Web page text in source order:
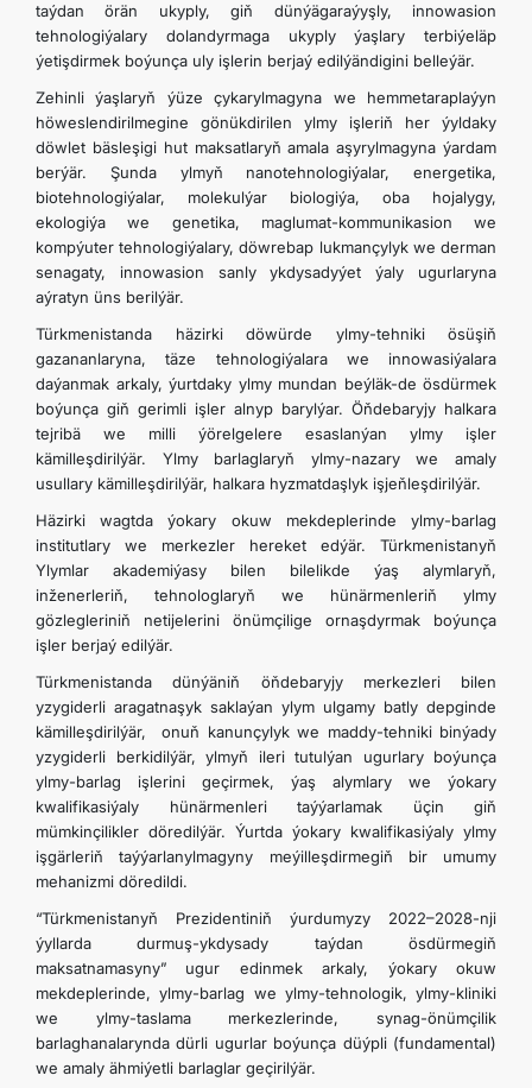
taýdan örän ukyply, giň dünýägaraýyşly, innowasion
tehnologiýalary dolandyrmaga ukyply ýaşlary terbiýeläp
ýetişdirmek boýunça uly işlerin berjaý edilýändigini belleýär.
Zehinli ýaşlaryň ýüze çykarylmagyna we hemmetaraplaýyn
höweslendirilmegine gönükdirilen ylmy işleriň her ýyldaky
döwlet bäsleşigi hut maksatlaryň amala aşyrylmagyna ýardam
berýär. Şunda ylmyň nanotehnologiýalar, energetika,
biotehnologiýalar, molekulýar biologiýa, oba hojalygy,
ekologiýa we genetika, maglumat-kommunikasion we
kompýuter tehnologiýalary, döwrebap lukmançylyk we derman
senagaty, innowasion sanly ykdysadyýet ýaly ugurlaryna
aýratyn üns berilýär.
Türkmenistanda häzirki döwürde ylmy-tehniki ösüşiň
gazananlaryna, täze tehnologiýalara we innowasiýalara
daýanmak arkaly, ýurtdaky ylmy mundan beýläk-de ösdürmek
boýunça giň gerimli işler alnyp barylýar. Öňdebaryjy halkara
tejribä we milli ýörelgelere esaslanýan ylmy işler
kämilleşdirilýär. Ylmy barlaglaryň ylmy-nazary we amaly
usullary kämilleşdirilýär, halkara hyzmatdaşlyk işjeňleşdirilýär.
Häzirki wagtda ýokary okuw mekdeplerinde ylmy-barlag
institutlary we merkezler hereket edýär. Türkmenistanyň
Ylymlar akademiýasy bilen bilelikde ýaş alymlaryň,
inženerleriň, tehnologlaryň we hünärmenleriň ylmy
gözlegleriniň netijelerini önümçilige ornaşdyrmak boýunça
işler berjaý edilýär.
Türkmenistanda dünýäniň öňdebaryjy merkezleri bilen
yzygiderli aragatnaşyk saklaýan ylym ulgamy batly depginde
kämilleşdirilýär, onuň kanunçylyk we maddy-tehniki binýady
yzygiderli berkidilýär, ylmyň ileri tutulýan ugurlary boýunça
ylmy-barlag işlerini geçirmek, ýaş alymlary we ýokary
kwalifikasiýaly hünärmenleri taýýarlamak üçin giň
mümkinçilikler döredilýär. Ýurtda ýokary kwalifikasiýaly ylmy
işgärleriň taýýarlanylmagyny meýilleşdirmegiň bir umumy
mehanizmi döredildi.
“Türkmenistanyň Prezidentiniň ýurdumyzy 2022–2028-nji
ýyllarda durmuş-ykdysady taýdan ösdürmegiň
maksatnamasyny” ugur edinmek arkaly, ýokary okuw
mekdeplerinde, ylmy-barlag we ylmy-tehnologik, ylmy-kliniki
we ylmy-taslama merkezlerinde, synag-önümçilik
barlaghanalarynda dürli ugurlar boýunça düýpli (fundamental)
we amaly ähmiýetli barlaglar geçirilýär.